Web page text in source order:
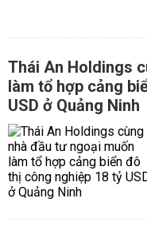
Thái An Holdings
làm tổ hợp cảng
USD ở Quảng Ninh